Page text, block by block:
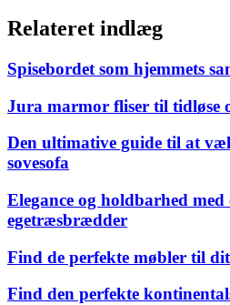
Relateret indlæg
Spisebordet som hjemmets
Jura marmor fliser til tidløse
Den ultimative guide til at
sovesofa
Elegance og holdbarhed med
egetræsbrædder
Find de perfekte møbler til
Find den perfekte